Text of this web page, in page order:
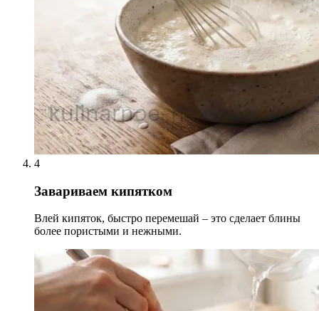
4
Завариваем кипятком
Влей кипяток, быстро перемешай – это сделает блины
более пористыми и нежными.